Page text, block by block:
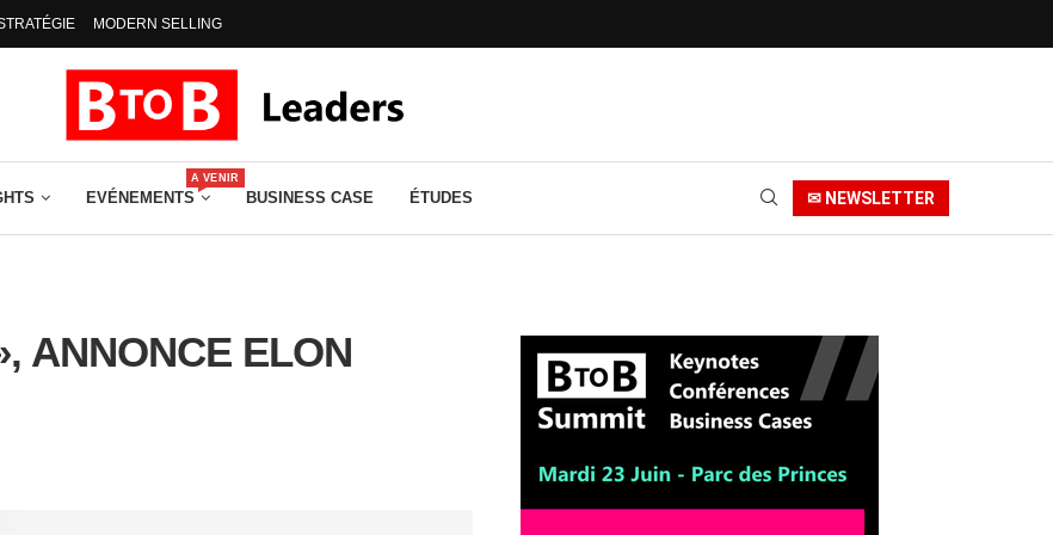
MODERN SELLING
EVÉNEMENTS
A VENIR
BUSINESS CASE ÉTUDES ✉ NEWSLETTER
ANNONCE ELON